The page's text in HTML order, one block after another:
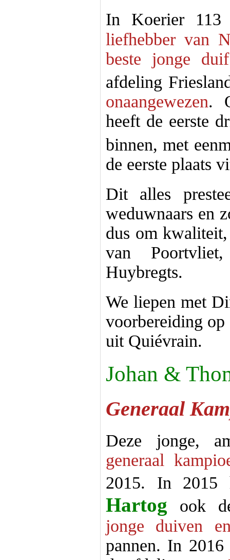
In Koerier
liefhebber van
beste jonge
afdeling
onaangewezen.
heeft de eerste
binnen, met
de eerste plaats
Dit alles
weduwnaars en
dus om
van
Huybregts.
We liepen met
voorbereiding op
uit Quiévrain.
Johan &
Generaal
Deze jonge,
generaal
2015. In 2015
Hartog ook
jonge duiven
pannen. In